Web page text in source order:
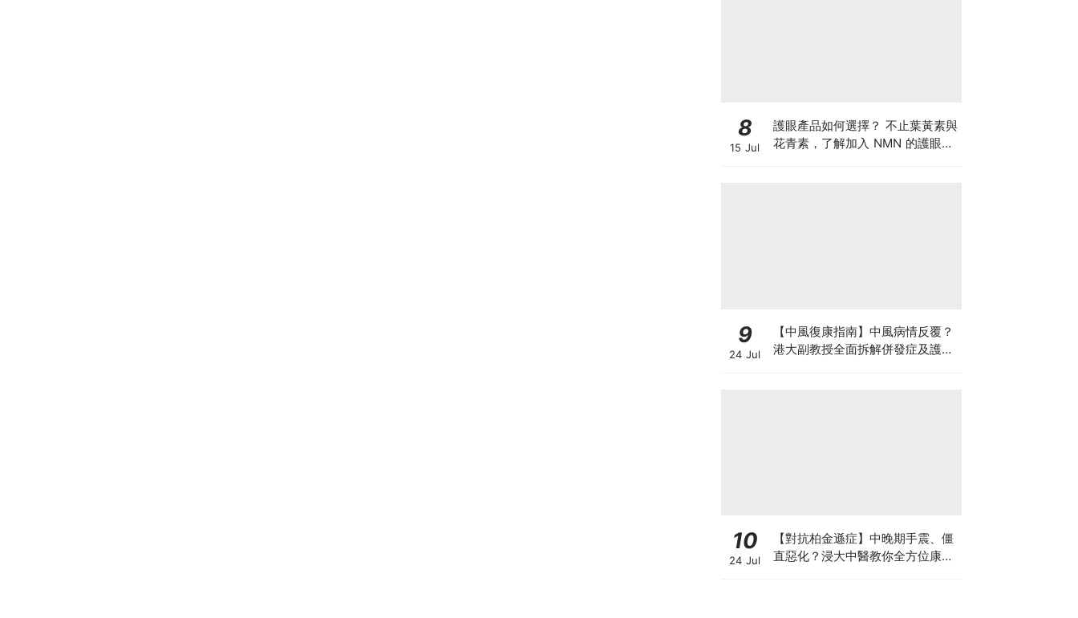
8
15 Jul
護眼產品如何選擇？ 不止葉黃素與
花青素，了解加入 NMN 的護眼方
9
24 Jul
【中風復康指南】中風病情反覆？
港大副教授全面拆解併發症及護理
10
24 Jul
【對抗柏金遜症】中晚期手震、僵
直惡化？浸大中醫教你全方位康復